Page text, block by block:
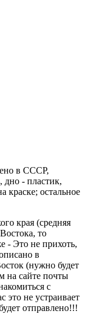
в СССР,
дно - пластик,
краске; остальное
края (средняя
то
- Это не прихоть,
в
(нужно будет
сайте почты
с
это не устраивает
отправлено!!!